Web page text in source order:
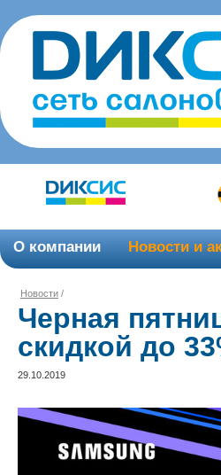
О компании Новости и
Новости /
Черная
скидкой до
29.10.2019